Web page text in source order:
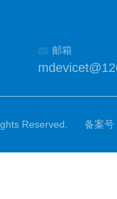
邮箱
Reserved. 备案号